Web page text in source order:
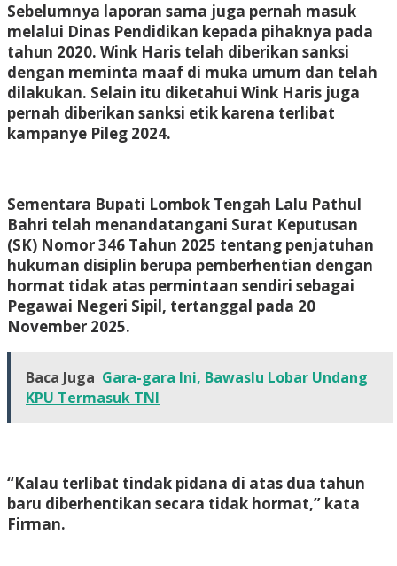
Sebelumnya laporan sama juga pernah masuk
melalui Dinas Pendidikan kepada pihaknya pada
tahun 2020. Wink Haris telah diberikan sanksi
dengan meminta maaf di muka umum dan telah
dilakukan. Selain itu diketahui Wink Haris juga
pernah diberikan sanksi etik karena terlibat
kampanye Pileg 2024.
Sementara Bupati Lombok Tengah Lalu Pathul
Bahri telah menandatangani Surat Keputusan
(SK) Nomor 346 Tahun 2025 tentang penjatuhan
hukuman disiplin berupa pemberhentian dengan
hormat tidak atas permintaan sendiri sebagai
Pegawai Negeri Sipil, tertanggal pada 20
November 2025.
Baca Juga Gara-gara Ini, Bawaslu Lobar Undang
KPU Termasuk TNI
“Kalau terlibat tindak pidana di atas dua tahun
baru diberhentikan secara tidak hormat,” kata
Firman.